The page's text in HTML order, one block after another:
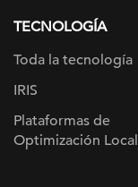
TECNOLOGÍA
Toda la tecnología
IRIS
Plataformas de
Optimización Local